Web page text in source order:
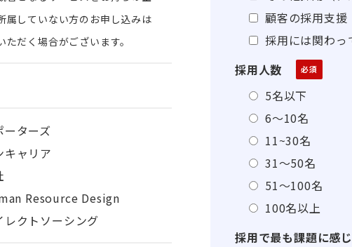
属していない方のお申し込みは
ただく場合がございます。
ターズ
キャリア
Resource Design
クトソーシング
顧客の採用支援
採用には関わっ
採用人数
5名以下
6～10名
11~30名
31～50名
51～100名
100名以上
採用で最も課題に感